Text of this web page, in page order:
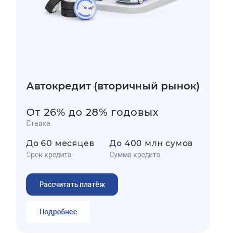
Автокредит (вторичный рынок)
От 26% до 28% годовых
Ставка
До 60 месяцев
Срок кредита
До 400 млн сумов
Сумма кредита
Рассчитать платёж
Подробнее